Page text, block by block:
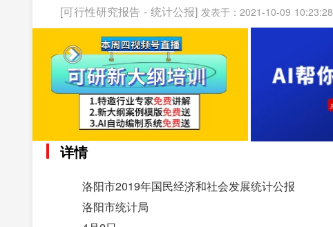
[可行性研究报告 - 统计公报] 发表于：2021-10-09 10:23:28
详情
洛阳市2019年国民经济和社会发展统计公报
洛阳市统计局